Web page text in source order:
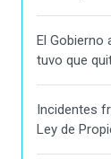
El Gobierno
tuvo que
Incidentes
Ley de